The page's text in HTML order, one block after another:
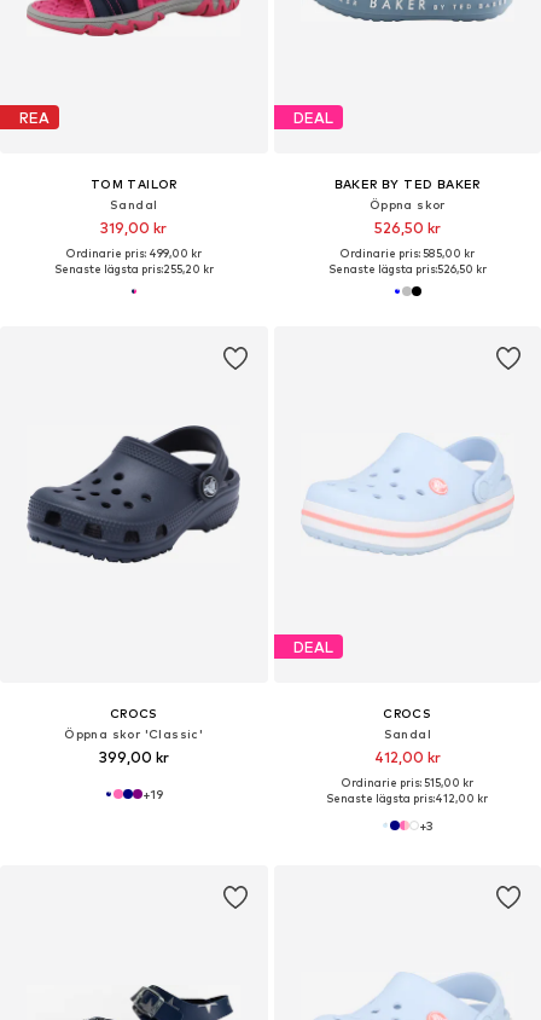
REA
TOM TAILOR
Sandal
319,00 kr
Ordinarie pris: 499,00 kr
Senaste lägsta pris:255,20 kr
DEAL
BAKER BY TED BAKER
Öppna skor
526,50 kr
Ordinarie pris: 585,00 kr
Senaste lägsta pris:526,50 kr
CROCS
Öppna skor 'Classic'
399,00 kr
+19
DEAL
CROCS
Sandal
412,00 kr
Ordinarie pris: 515,00 kr
Senaste lägsta pris:412,00 kr
+3